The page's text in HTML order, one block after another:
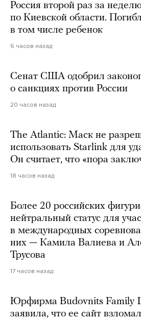
Россия второй раз за
по Киевской области.
в том числе ребенок
6 часов назад
Сенат США одобрил
о санкциях против России
20 часов назад
The Atlantic: Маск не
использовать Starlink для
Он считает, что «пора
18 часов назад
Более 20 российских
нейтральный статус для
в международных
них — Камила Валиева и
Трусова
17 часов назад
Юрфирма Budovnits Family
заявила, что ее сайт